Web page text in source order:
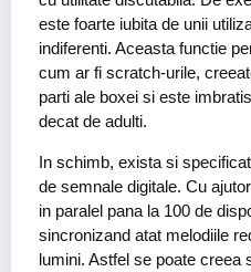
este foarte iubita de unii
indiferenti. Aceasta functie
cum ar fi scratch-urile,
parti ale boxei si este
decat de adulti.
In schimb, exista si
de semnale digitale. Cu
in paralel pana la 100 de
sincronizand atat melodiile
lumini. Astfel se poate creea